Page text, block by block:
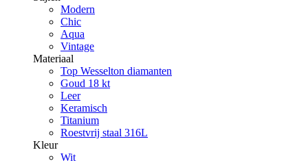
Modern
Chic
Aqua
Vintage
Materiaal
Top Wesselton diamanten
Goud 18 kt
Leer
Keramisch
Titanium
Roestvrij staal 316L
Kleur
Wit